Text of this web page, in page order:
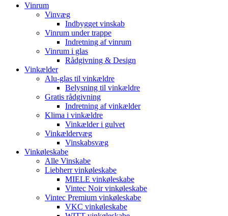
Vinrum
Vinvæg
Indbygget vinskab
Vinrum under trappe
Indretning af vinrum
Vinrum i glas
Rådgivning & Design
Vinkælder
Alu-glas til vinkældre
Belysning til vinkældre
Gratis rådgivning
Indretning af vinkælder
Klima i vinkældre
Vinkælder i gulvet
Vinkældervæg
Vinskabsvæg
Vinkøleskabe
Alle Vinskabe
Liebherr vinkøleskabe
MIELE vinkøleskabe
Vintec Noir vinkøleskabe
Vintec Premium vinkøleskabe
VKC vinkøleskabe